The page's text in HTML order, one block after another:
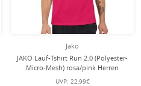
Jako
JAKO Lauf-Tshirt Run 2.0 (Polyester-
Micro-Mesh) rosa/pink Herren
UVP: 22,99€